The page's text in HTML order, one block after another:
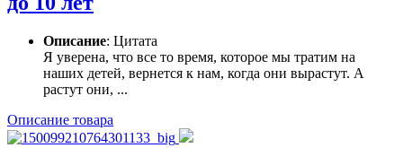
Описание: Цитата
Я уверена, что все то время, которое мы тратим на
наших детей, вернется к нам, когда они вырастут. А
растут они, ...
Описание товара